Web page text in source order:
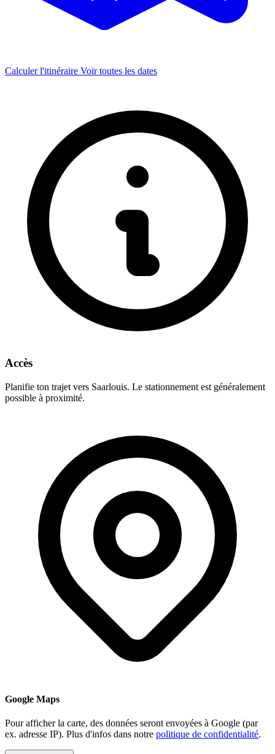
Calculer l'itinéraire Voir toutes les dates
Accès
Planifie ton trajet vers Saarlouis. Le stationnement est généralement
possible à proximité.
Google Maps
Pour afficher la carte, des données seront envoyées à Google (par
ex. adresse IP). Plus d'infos dans notre politique de confidentialité.